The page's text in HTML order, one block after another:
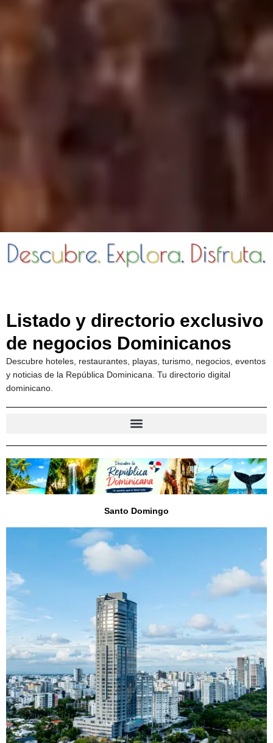
Listado y directorio exclusivo
de negocios Dominicanos
Descubre hoteles, restaurantes, playas, turismo, negocios, eventos
y noticias de la República Dominicana. Tu directorio digital
dominicano.
Santo Domingo